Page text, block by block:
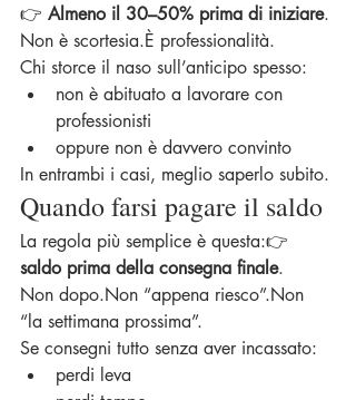
👉 Almeno il 30–50% prima di iniziare.
Non è scortesia.È professionalità.
Chi storce il naso sull’anticipo spesso:
non è abituato a lavorare con
professionisti
oppure non è davvero convinto
In entrambi i casi, meglio saperlo subito.
Quando farsi pagare il saldo
La regola più semplice è questa:👉
saldo prima della consegna finale.
Non dopo.Non “appena riesco”.Non
“la settimana prossima”.
Se consegni tutto senza aver incassato:
perdi leva